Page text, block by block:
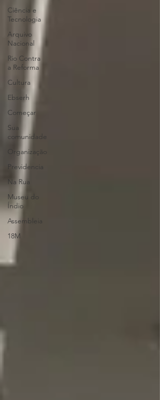
Ciência e
Tecnologia
Arquivo
Nacional
Rio Contra
a Reforma
Cultura
Ebserh
Começar
Sua
comunidade
Organização
Previdencia
Na Rua
Museu do
Índio
Assembleia
18M